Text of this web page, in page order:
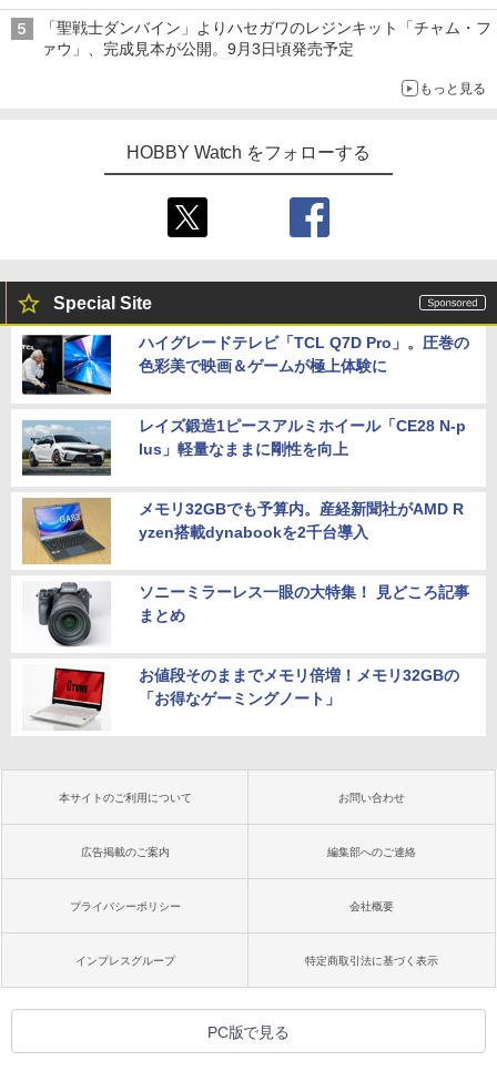
「聖戦士ダンバイン」よりハセガワのレジンキット「チャム・フ
ァウ」、完成見本が公開。9月3日頃発売予定
もっと見る
HOBBY Watch をフォローする
Special Site
ハイグレードテレビ「TCL Q7D Pro」。圧巻の
色彩美で映画＆ゲームが極上体験に
レイズ鍛造1ピースアルミホイール「CE28 N-p
lus」軽量なままに剛性を向上
メモリ32GBでも予算内。産経新聞社がAMD R
yzen搭載dynabookを2千台導入
ソニーミラーレス一眼の大特集！ 見どころ記事
まとめ
お値段そのままでメモリ倍増！メモリ32GBの
「お得なゲーミングノート」
本サイトのご利用について お問い合わせ
広告掲載のご案内 編集部へのご連絡
プライバシーポリシー 会社概要
インプレスグループ 特定商取引法に基づく表示
PC版で見る